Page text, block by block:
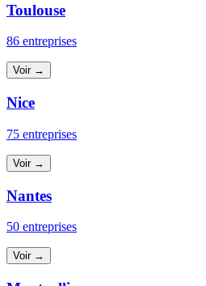
Toulouse
86 entreprises
Voir →
Nice
75 entreprises
Voir →
Nantes
50 entreprises
Voir →